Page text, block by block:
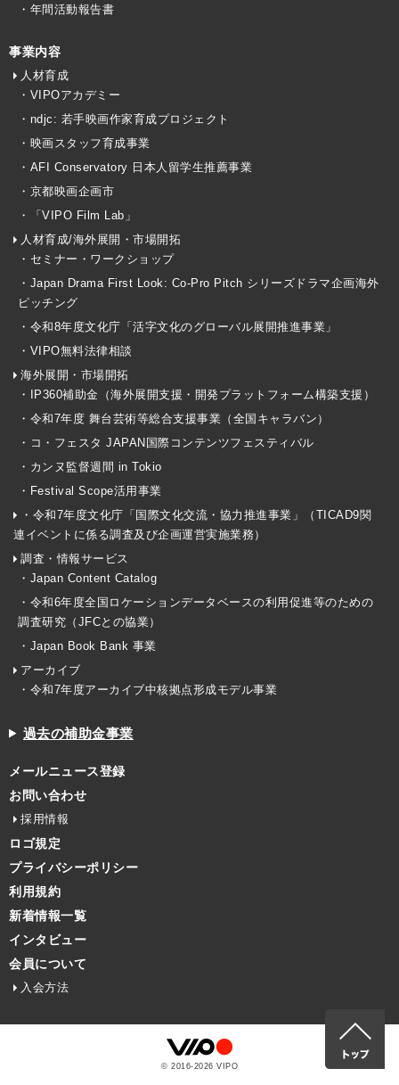
・年間活動報告書
事業内容
人材育成
・VIPOアカデミー
・ndjc: 若手映画作家育成プロジェクト
・映画スタッフ育成事業
・AFI Conservatory 日本人留学生推薦事業
・京都映画企画市
・「VIPO Film Lab」
人材育成/海外展開・市場開拓
・セミナー・ワークショップ
・Japan Drama First Look: Co-Pro Pitch シリーズドラマ企画海外
ピッチング
・令和8年度文化庁「活字文化のグローバル展開推進事業」
・VIPO無料法律相談
海外展開・市場開拓
・IP360補助金（海外展開支援・開発プラットフォーム構築支援）
・令和7年度 舞台芸術等総合支援事業（全国キャラバン）
・コ・フェスタ JAPAN国際コンテンツフェスティバル
・カンヌ監督週間 in Tokio
・Festival Scope活用事業
・令和7年度文化庁「国際文化交流・協力推進事業」（TICAD9関
連イベントに係る調査及び企画運営実施業務）
調査・情報サービス
・Japan Content Catalog
・令和6年度全国ロケーションデータベースの利用促進等のための
調査研究（JFCとの協業）
・Japan Book Bank 事業
アーカイブ
・令和7年度アーカイブ中核拠点形成モデル事業
過去の補助金事業
メールニュース登録
お問い合わせ
採用情報
ロゴ規定
プライバシーポリシー
利用規約
新着情報一覧
インタビュー
会員について
入会方法
© 2016-2026 VIPO